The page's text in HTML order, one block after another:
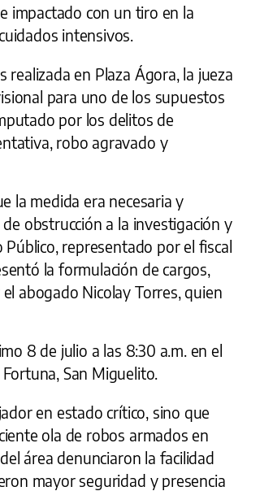
impactado con un tiro en la
intensivos.
realizada en Plaza Ágora, la jueza
para uno de los supuestos
por los delitos de
robo agravado y
la medida era necesaria y
obstrucción a la investigación y
representado por el fiscal
la formulación de cargos,
abogado Nicolay Torres, quien
8 de julio a las 8:30 a.m. en el
San Miguelito.
en estado crítico, sino que
ola de robos armados en
área denunciaron la facilidad
mayor seguridad y presencia